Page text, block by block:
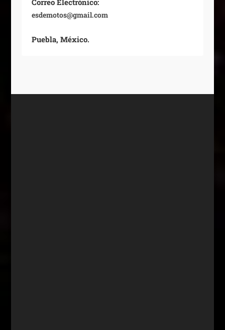
esdemotos@gmail.com
Puebla, México.